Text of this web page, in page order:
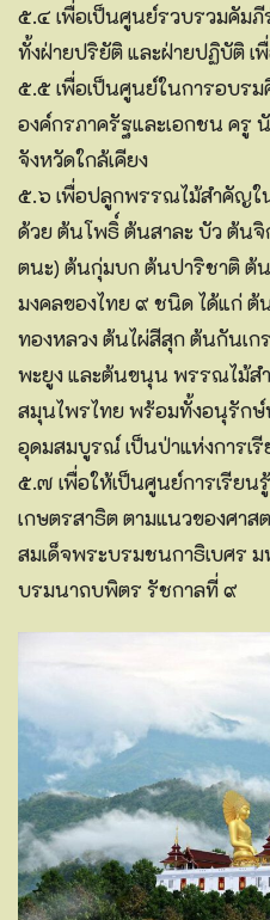
๕.๔ เพื่อเป็นศูนย์รวบรวมคัม
ทั้งฝ่ายปริยัติ และฝ่ายปฏิบัติ
๕.๕ เพื่อเป็นศูนย์ในการอบร
องค์กรภาครัฐและเอกชน ครู
จังหวัดใกล้เคียง
๕.๖ เพื่อปลูกพรรณไม้สำคัญ
ด้วย ต้นโพธิ์ ต้นสาละ บัว ต้น
ตนะ) ต้นกุ่มบก ต้นปาริชาติ ต้
มงคลของไทย ๙ ชนิด ได้แก่
ทองหลวง ต้นไผ่สีสุก ต้นกันเ
พะยูง และต้นขนุน พรรณไม้ส
สมุนไพรไทย พร้อมทั้งอนุรัก
อุดมสมบูรณ์ เป็นป่าแห่งการเ
๕.๗ เพื่อให้เป็นศูนย์การเรียน
เกษตรสาธิต ตามแนวของศา
สมเด็จพระบรมชนกาธิเบศร
บรมนาถบพิตร รัชกาลที่ ๙